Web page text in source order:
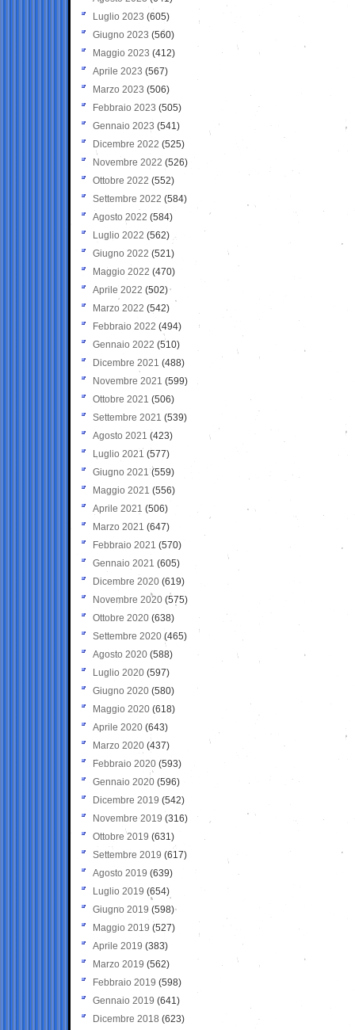
Luglio 2023 (605)
Giugno 2023 (560)
Maggio 2023 (412)
Aprile 2023 (567)
Marzo 2023 (506)
Febbraio 2023 (505)
Gennaio 2023 (541)
Dicembre 2022 (525)
Novembre 2022 (526)
Ottobre 2022 (552)
Settembre 2022 (584)
Agosto 2022 (584)
Luglio 2022 (562)
Giugno 2022 (521)
Maggio 2022 (470)
Aprile 2022 (502)
Marzo 2022 (542)
Febbraio 2022 (494)
Gennaio 2022 (510)
Dicembre 2021 (488)
Novembre 2021 (599)
Ottobre 2021 (506)
Settembre 2021 (539)
Agosto 2021 (423)
Luglio 2021 (577)
Giugno 2021(559)
Maggio 2021 (556)
Aprile 2021 (506)
Marzo 2021 (647)
Febbraio 2021 (570)
Gennaio 2021 (605)
Dicembre 2020 (619)
Novembre 2020 (575)
Ottobre 2020 (638)
Settembre 2020(465)
Agosto 2020 (588)
Luglio 2020 (597)
Giugno 2020 (580)
Maggio 2020 (618)
Aprile 2020 (643)
Marzo 2020 (437)
Febbraio 2020 (593)
Gennaio 2020 (596)
Dicembre 2019 (542)
Novembre 2019 (316)
Ottobre 2019 (631)
Settembre 2019 (617)
Agosto 2019 (639)
Luglio 2019 (654)
Giugno 2019 (598)
Maggio 2019 (527)
Aprile 2019 (383)
Marzo 2019 (562)
Febbraio 2019 (598)
Gennaio 2019 (641)
Dicembre 2018 (623)